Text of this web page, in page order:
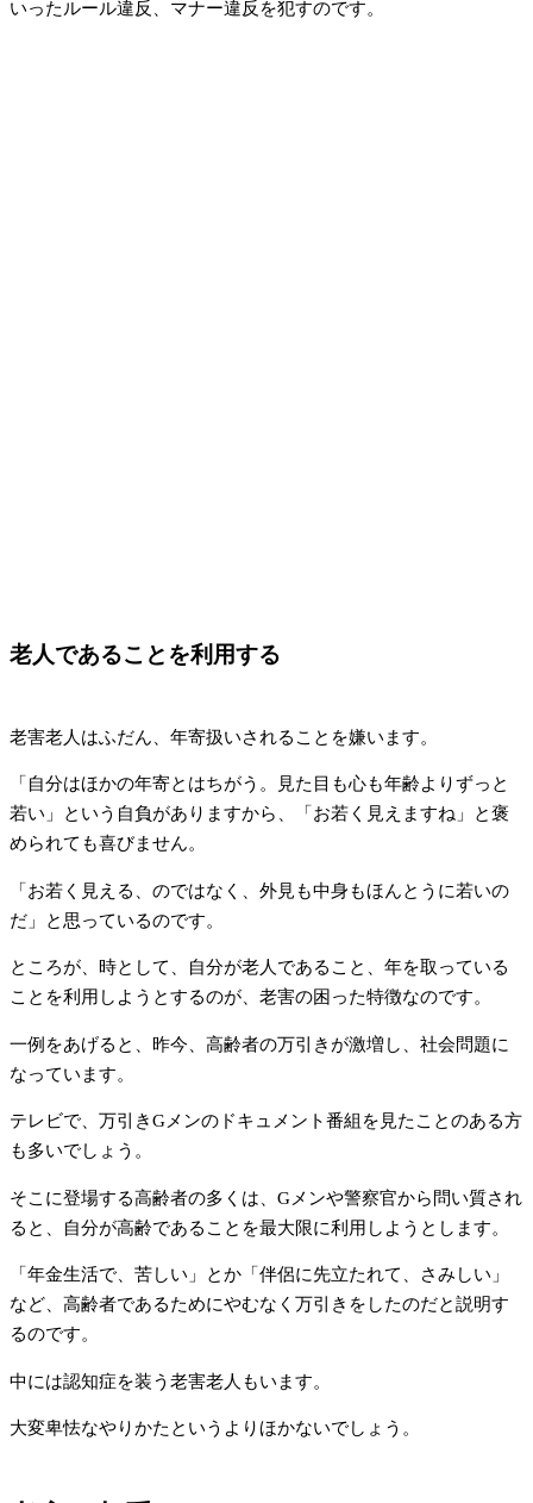
いったルール違反、マナー違反を犯すのです。
老人であることを利用する
老害老人はふだん、年寄扱いされることを嫌います。
「自分はほかの年寄とはちがう。見た目も心も年齢よりずっと
若い」という自負がありますから、「お若く見えますね」と褒
められても喜びません。
「お若く見える、のではなく、外見も中身もほんとうに若いの
だ」と思っているのです。
ところが、時として、自分が老人であること、年を取っている
ことを利用しようとするのが、老害の困った特徴なのです。
一例をあげると、昨今、高齢者の万引きが激増し、社会問題に
なっています。
テレビで、万引きGメンのドキュメント番組を見たことのある方
も多いでしょう。
そこに登場する高齢者の多くは、Gメンや警察官から問い質され
ると、自分が高齢であることを最大限に利用しようとします。
「年金生活で、苦しい」とか「伴侶に先立たれて、さみしい」
など、高齢者であるためにやむなく万引きをしたのだと説明す
るのです。
中には認知症を装う老害老人もいます。
大変卑怯なやりかたというよりほかないでしょう。